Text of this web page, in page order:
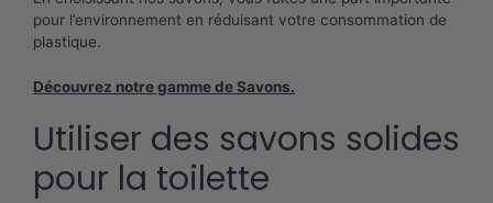
pour l’environnement en réduisant votre consommation de
plastique.
Découvrez notre gamme de Savons.
Utiliser des savons solides
pour la toilette